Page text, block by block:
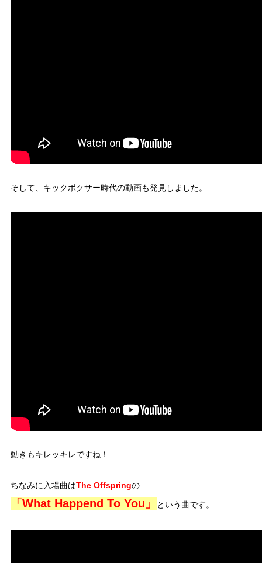
そして、キックボクサー時代の動画も発見しました。
動きもキレッキレですね！
ちなみに入場曲はThe Offspringの
「What Happend To You」 という曲です。